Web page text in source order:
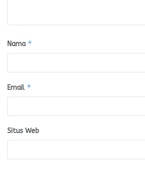
Nama *
Email *
Situs Web